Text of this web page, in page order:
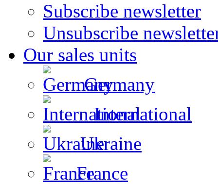
Subscribe newsletter
Unsubscribe
Our sales units
Germany
International
Ukraine
France